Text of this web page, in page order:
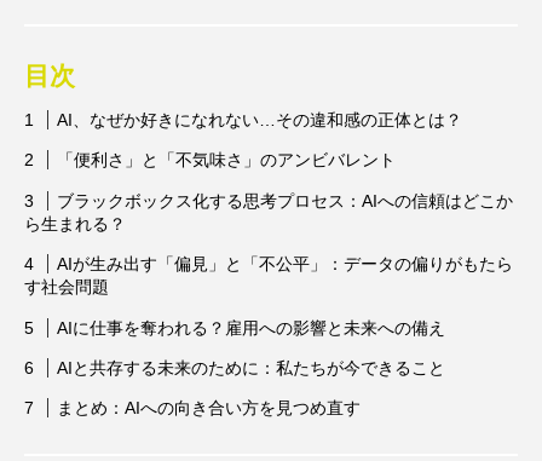
目次
AI、なぜか好きになれない…その違和感の正体とは？
「便利さ」と「不気味さ」のアンビバレント
ブラックボックス化する思考プロセス：AIへの信頼はどこか
ら生まれる？
AIが生み出す「偏見」と「不公平」：データの偏りがもたら
す社会問題
AIに仕事を奪われる？雇用への影響と未来への備え
AIと共存する未来のために：私たちが今できること
まとめ：AIへの向き合い方を見つめ直す